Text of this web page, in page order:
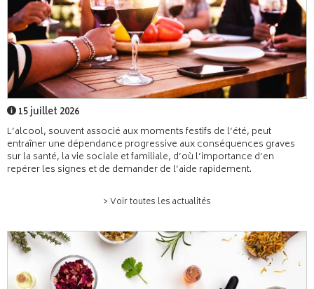
15 juillet 2026
L’alcool, souvent associé aux moments festifs de l’été, peut
entraîner une dépendance progressive aux conséquences graves
sur la santé, la vie sociale et familiale, d’où l’importance d’en
repérer les signes et de demander de l’aide rapidement.
> Voir toutes les actualités